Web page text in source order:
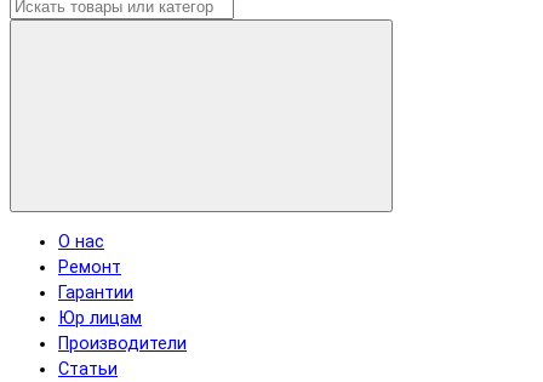
О нас
Ремонт
Гарантии
Юр лицам
Производители
Статьи